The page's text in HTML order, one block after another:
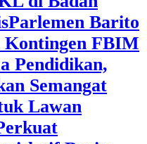
Parlemen Barito
FBIM
Pendidikan,
Semangat
Lawan